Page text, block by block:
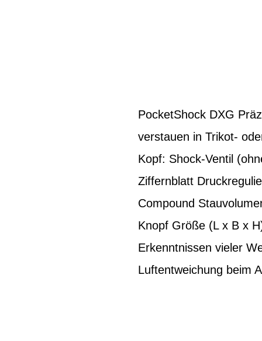
PocketShock DXG
verstauen in Trikot-
Kopf: Shock-Ventil
Ziffernblatt
Compound
Knopf Größe (L x B x
Erkenntnissen vieler
Luftentweichung beim